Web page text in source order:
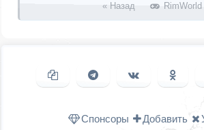
« Назад RimWorld
Копировать ссылку
Поделиться вПоделиться
Спонсоры Добавить